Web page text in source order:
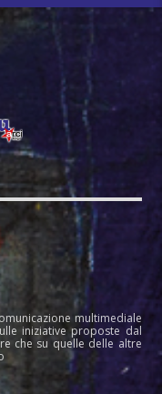
multimediale
iniziative proposte dal
che su quelle delle altre